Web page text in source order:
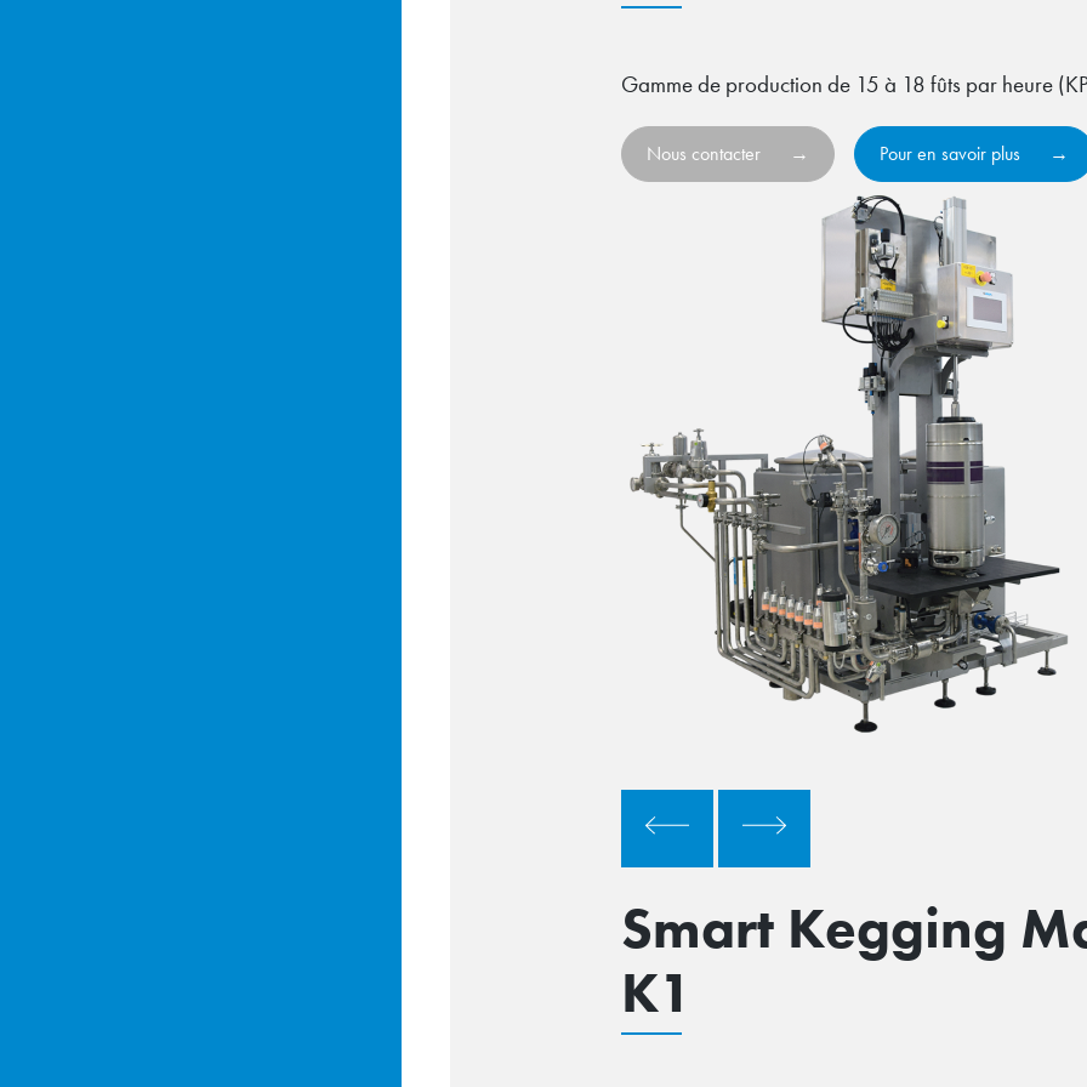
Gamme de production de 15 à 18 fûts par heure
Nous contacter Pour en savoir plus
Smart Kegging
K1